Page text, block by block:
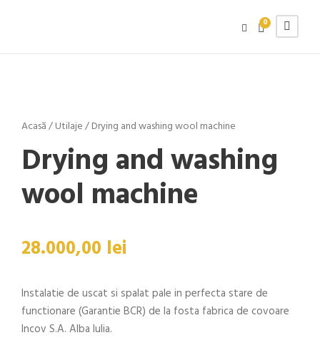
0
Acasă/Utilaje/ Drying and washing wool machine
Drying and washing
wool machine
28.000,00 lei
Instalatie de uscat si spalat pale in perfecta stare de
functionare (Garantie BCR) de la fosta fabrica de covoare
Incov S.A. Alba Iulia.